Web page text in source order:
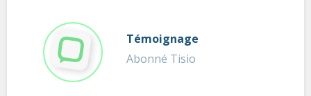
Témoignage
Abonné Tisio